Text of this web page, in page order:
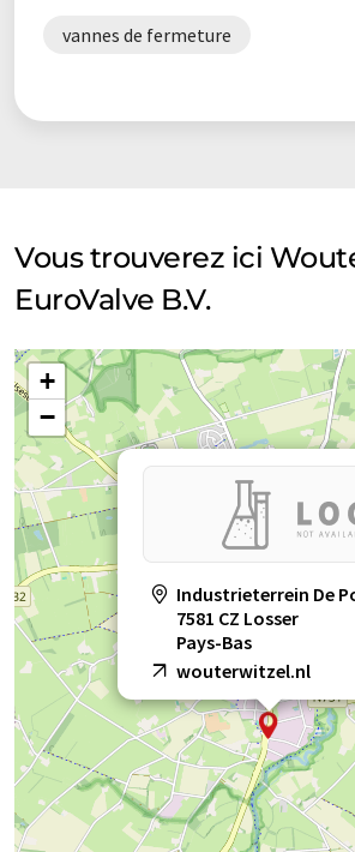
vannes de fermeture
Vous trouverez ici
EuroValve B.V.
Industrieterrein De
7581 CZ Losser
Pays-Bas
wouterwitzel.nl
+
−